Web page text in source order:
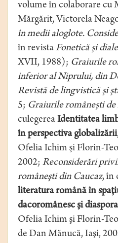
volume în colaborare cu
Mărgărit, Victorela
în medii aloglote.
în revista Fonetică şi
XVII, 1988); Graiurile
inferior al Niprului, din
Revistă de lingvistică şi
5; Graiurile româneşti de
culegerea Identitatea
în perspectiva globalizării
Ofelia Ichim şi Florin-
2002; Reconsiderări
româneşti din Caucaz, în
literatura română în
dacoromânesc şi diaspora
Ofelia Ichim şi Florin-
de Dan Mănucă, Iaşi,